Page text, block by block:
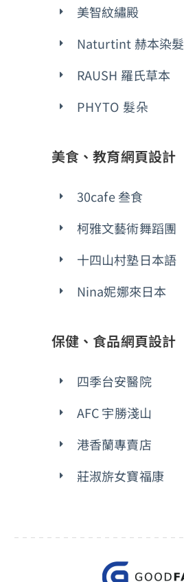
美智紋繡殿
Naturtint 赫本染髮
RAUSH 羅氏草本
PHYTO 髮朵
美食、教育網頁設計
30cafe 叁食
柯雅文藝術舞蹈團
十四山村塾日本語
Nina妮娜來日本
保健、食品網頁設計
四季台安醫院
AFC 宇勝淺山
港香蘭專賣店
莊淑旂女寶福康